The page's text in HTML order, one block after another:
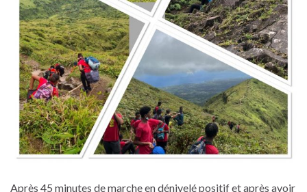
Après 45 minutes de marche en dénivelé positif et après avoir